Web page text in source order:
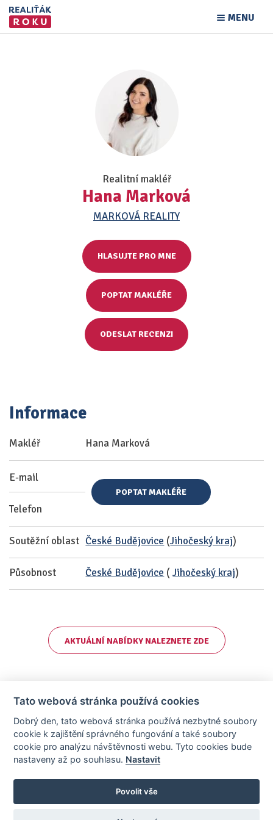
MENU
Realitní makléř
Hana Marková
MARKOVÁ REALITY
HLASUJTE PRO MNE
POPTAT MAKLÉŘE
ODESLAT RECENZI
Informace
Makléř Hana Marková
E-mail
Telefon
POPTAT MAKLÉŘE
Soutěžní oblast České Budějovice (Jihočeský kraj)
Působnost České Budějovice (Jihočeský kraj)
AKTUÁLNÍ NABÍDKY NALEZNETE ZDE
Stránky vytvořeny v iD-SIGN
Provozovatelem tohoto serveru je společnost AllCzech Promotion, s.r.o.,
Tato webová stránka používá cookies
Dobrý den, tato webová stránka používá nezbytné soubory
cookie k zajištění správného fungování a také soubory
cookie pro analýzu návštěvnosti webu. Tyto cookies bude
nastaveny až po souhlasu. Nastavit
Povolit vše